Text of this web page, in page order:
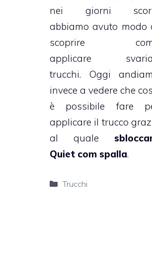
nei giorni
abbiamo avuto modo
scoprire
applicare
trucchi. Oggi
invece a vedere che
è possibile fare
applicare il trucco
al quale
Quiet com spalla.
Categorie
Trucchi